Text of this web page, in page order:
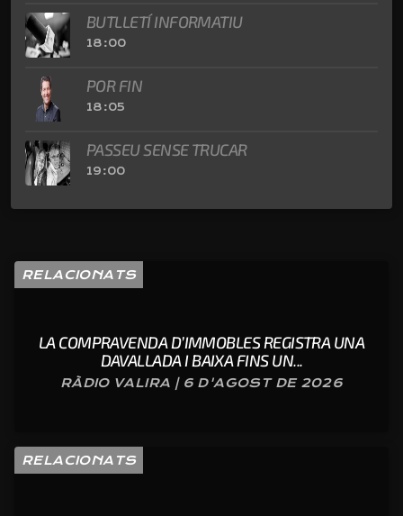
BUTLLETÍ INFORMATIU
18:00
POR FIN
18:05
PASSEU SENSE TRUCAR
19:00
RELACIONATS
LA COMPRAVENDA D’IMMOBLES REGISTRA UNA
DAVALLADA I BAIXA FINS UN...
RÀDIO VALIRA | 6 D'AGOST DE 2026
RELACIONATS